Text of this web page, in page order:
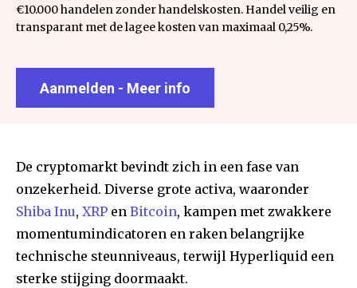
€10.000 handelen zonder handelskosten. Handel veilig en
transparant met de lagee kosten van maximaal 0,25%.
Aanmelden - Meer info
De cryptomarkt bevindt zich in een fase van
onzekerheid. Diverse grote activa, waaronder
Shiba Inu, XRP en Bitcoin, kampen met zwakkere
momentumindicatoren en raken belangrijke
technische steunniveaus, terwijl Hyperliquid een
sterke stijging doormaakt.